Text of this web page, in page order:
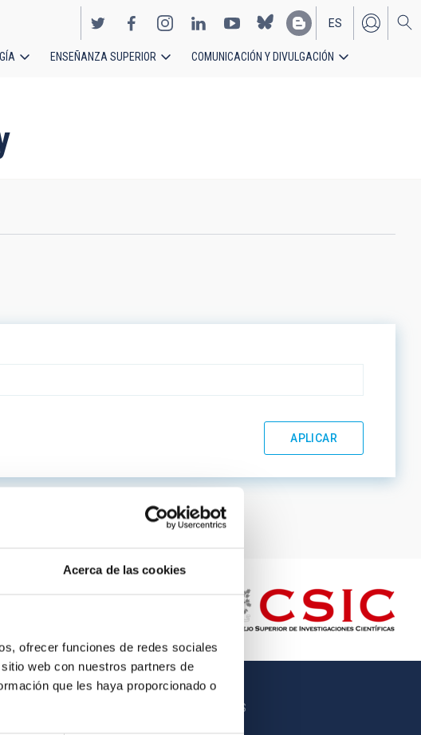
Acerca de las cookies
ofrecer funciones de redes sociales
web con nuestros partners de
que les haya proporcionado o
EN
ES
ENSEÑANZA SUPERIOR COMUNICACIÓN Y DIVULGACIÓN
OTROS ENLACES